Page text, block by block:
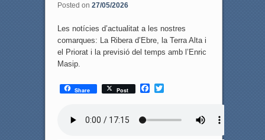
Posted on 27/05/2026
Les notícies d’actualitat a les nostres
comarques: La Ribera d’Ebre, la Terra Alta i
el Priorat i la previsió del temps amb l’Enric
Masip.
Share Post
F
T